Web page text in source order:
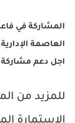
المشاركة في
العاصمة
اجل دعم
للمزيد من